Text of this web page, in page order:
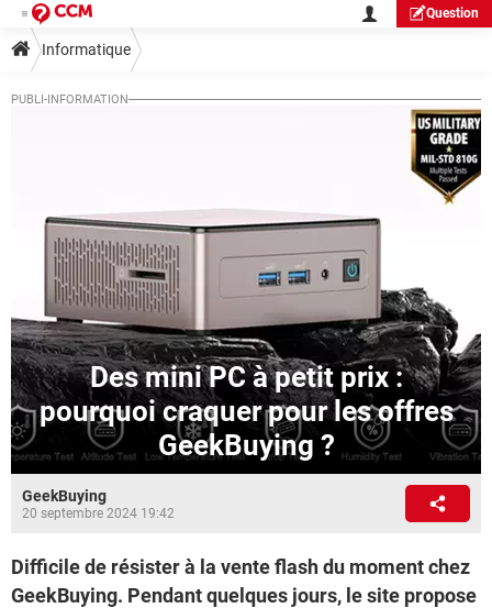
Question
Informatique
Des mini PC à petit prix :
pourquoi craquer pour les offres
GeekBuying ?
GeekBuying
20 septembre 2024 19:42
Difficile de résister à la vente flash du moment chez
GeekBuying. Pendant quelques jours, le site propose